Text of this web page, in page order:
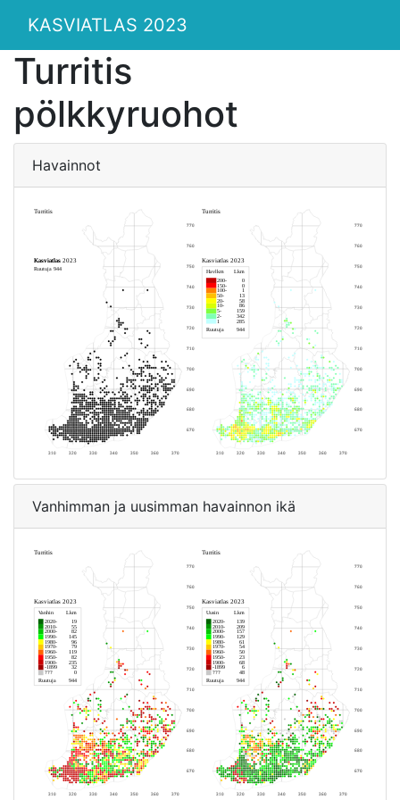
KASVIATLAS 2023
Turritis
pölkkyruohot
Havainnot
Vanhimman ja uusimman havainnon ikä